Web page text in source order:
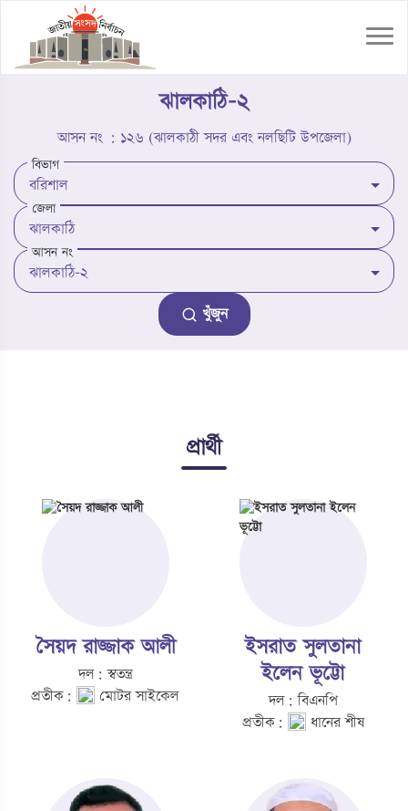
ঝালকাঠি-২
আসন নং : ১২৬ (ঝালকাঠী সদর এবং নলছিটি উপজেলা)
বিভাগ
জেলা
আসন নং
খুঁজুন
প্রার্থী
সৈয়দ রাজ্জাক আলী
দল: স্বতন্ত্র
প্রতীক:
মোটর সাইকেল
ইসরাত সুলতানা
ইলেন ভূট্টো
দল: বিএনপি
প্রতীক:
ধানের শীষ